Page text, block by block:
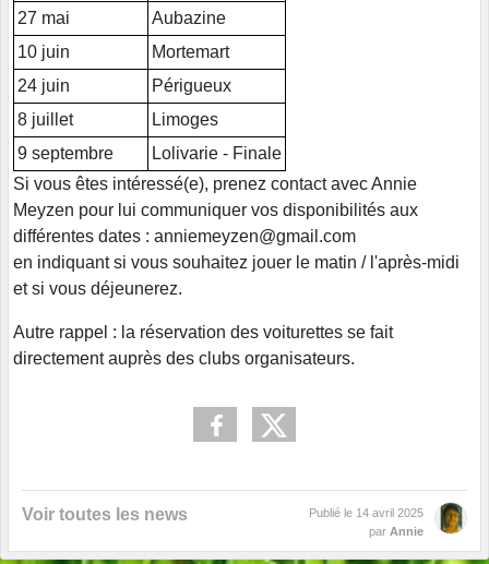
27 mai
Aubazine
10 juin
Mortemart
24 juin
Périgueux
8 juillet
Limoges
9 septembre
Lolivarie - Finale
Si vous êtes intéressé(e), prenez contact avec Annie
Meyzen pour lui communiquer vos disponibilités aux
différentes dates : anniemeyzen@gmail.com
en indiquant si vous souhaitez jouer le matin / l'après-midi
et si vous déjeunerez.
Autre rappel : la réservation des voiturettes se fait
directement auprès des clubs organisateurs.
Voir toutes les news Publié le 14 avril 2025
par Annie